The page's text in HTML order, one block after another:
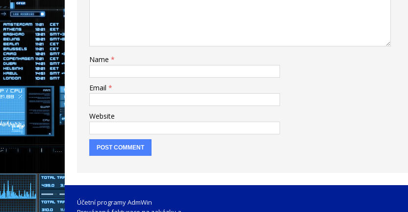
Name *
Email *
Website
Účetní programy AdmWin